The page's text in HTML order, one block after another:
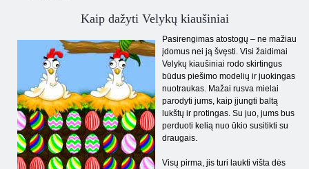
Kaip dažyti Velykų kiaušiniai
Pasirengimas atostogų – ne mažiau
įdomus nei ją švęsti. Visi žaidimai
Velykų kiaušiniai rodo skirtingus
būdus piešimo modelių ir juokingas
nuotraukas. Mažai rusva mielai
parodyti jums, kaip įjungti baltą
lukštų ir protingas. Su juo, jums bus
perduoti kelią nuo ūkio susitikti su
draugais.
Visų pirma, jis turi laukti višta dės